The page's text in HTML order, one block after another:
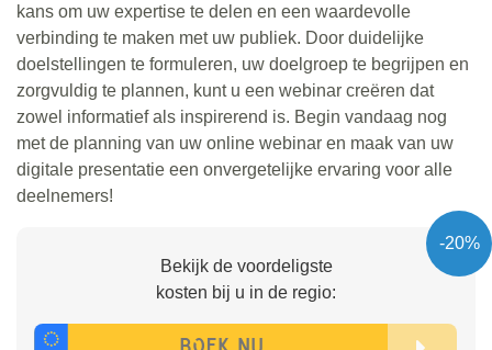
kans om uw expertise te delen en een waardevolle
verbinding te maken met uw publiek. Door duidelijke
doelstellingen te formuleren, uw doelgroep te begrijpen en
zorgvuldig te plannen, kunt u een webinar creëren dat
zowel informatief als inspirerend is. Begin vandaag nog
met de planning van uw online webinar en maak van uw
digitale presentatie een onvergetelijke ervaring voor alle
deelnemers!
-20%
Bekijk de voordeligste
kosten bij u in de regio: